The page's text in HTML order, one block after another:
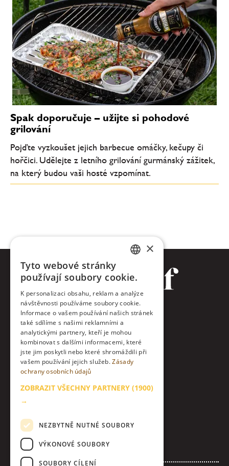
Spak doporučuje – užijte si pohodové
grilování
Pojďte vyzkoušet jejich barbecue omáčky, kečupy či
hořčici. Udělejte z letního grilování gurmánský zážitek,
na který budou vaši hosté vzpomínat.
Facebook
Twitter
Instagram
LinkedIn
Kontakt
Zásady zpracování osobních údajů
Nastavení Cookies
ENGLISH
×
Tyto webové stránky
používají soubory cookie.
K personalizaci obsahu, reklam a analýze
návštěvnosti používáme soubory cookie.
Informace o vašem používání našich stránek
také sdílíme s našimi reklamními a
analytickými partnery, kteří je mohou
kombinovat s dalšími informacemi, které
jste jim poskytli nebo které shromáždili při
vašem používání jejich služeb.Zásady
ochrany osobních údajů
ZOBRAZIT VŠECHNY PARTNERY (1900)
→
NEZBYTNĚ NUTNÉ SOUBORY
VÝKONOVÉ SOUBORY
SOUBORY CÍLENÍ